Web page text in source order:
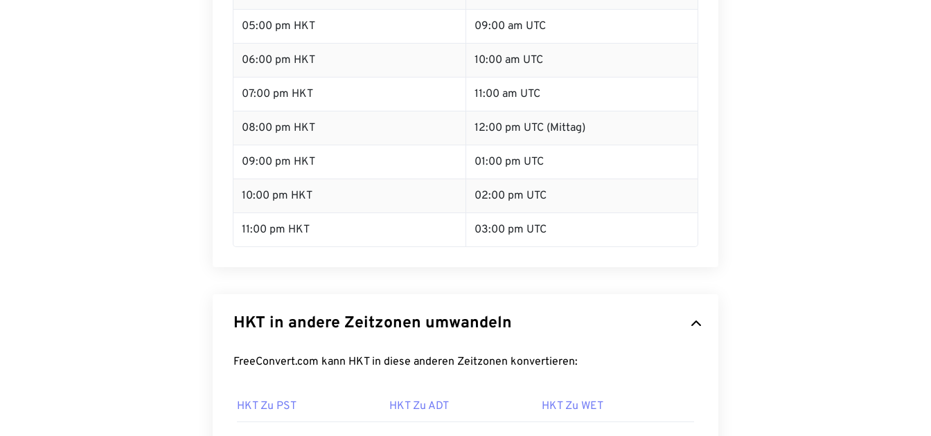
05:00 pm HKT 09:00 am UTC
06:00 pm HKT 10:00 am UTC
07:00 pm HKT 11:00 am UTC
08:00 pm HKT 12:00 pm UTC (Mittag)
09:00 pm HKT 01:00 pm UTC
10:00 pm HKT 02:00 pm UTC
11:00 pm HKT 03:00 pm UTC
HKT in andere Zeitzonen umwandeln
FreeConvert.com kann HKT in diese anderen Zeitzonen konvertieren:
HKT Zu PST HKT Zu ADT HKT Zu WET